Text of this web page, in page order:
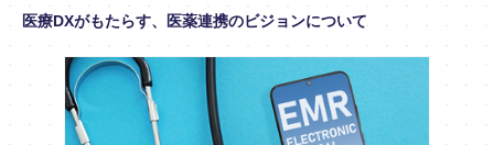
医療DXがもたらす、医薬連携のビジョンについて